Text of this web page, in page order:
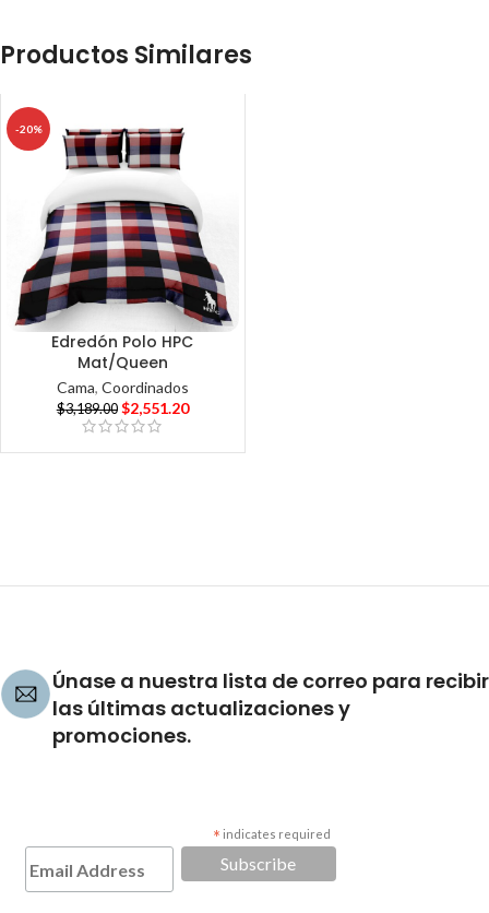
Productos Similares
-20%
Edredón Polo HPC
Mat/Queen
Cama, Coordinados
$3,189.00 $2,551.20
Únase a nuestra lista de correo para recibir
las últimas actualizaciones y
promociones.
* indicates required